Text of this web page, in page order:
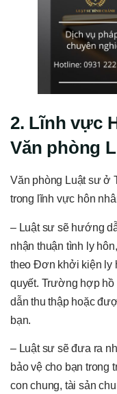
2. Lĩnh vực
Văn phòng
Văn phòng Luật sư ở
trong lĩnh vực hôn
– Luật sư sẽ hướng
nhận thuận tình ly
theo Đơn khởi kiện ly
quyết. Trường hợp
dẫn thu thập hoặc
bạn.
– Luật sư sẽ đưa ra
bảo vệ cho bạn trong
con chung, tài sản